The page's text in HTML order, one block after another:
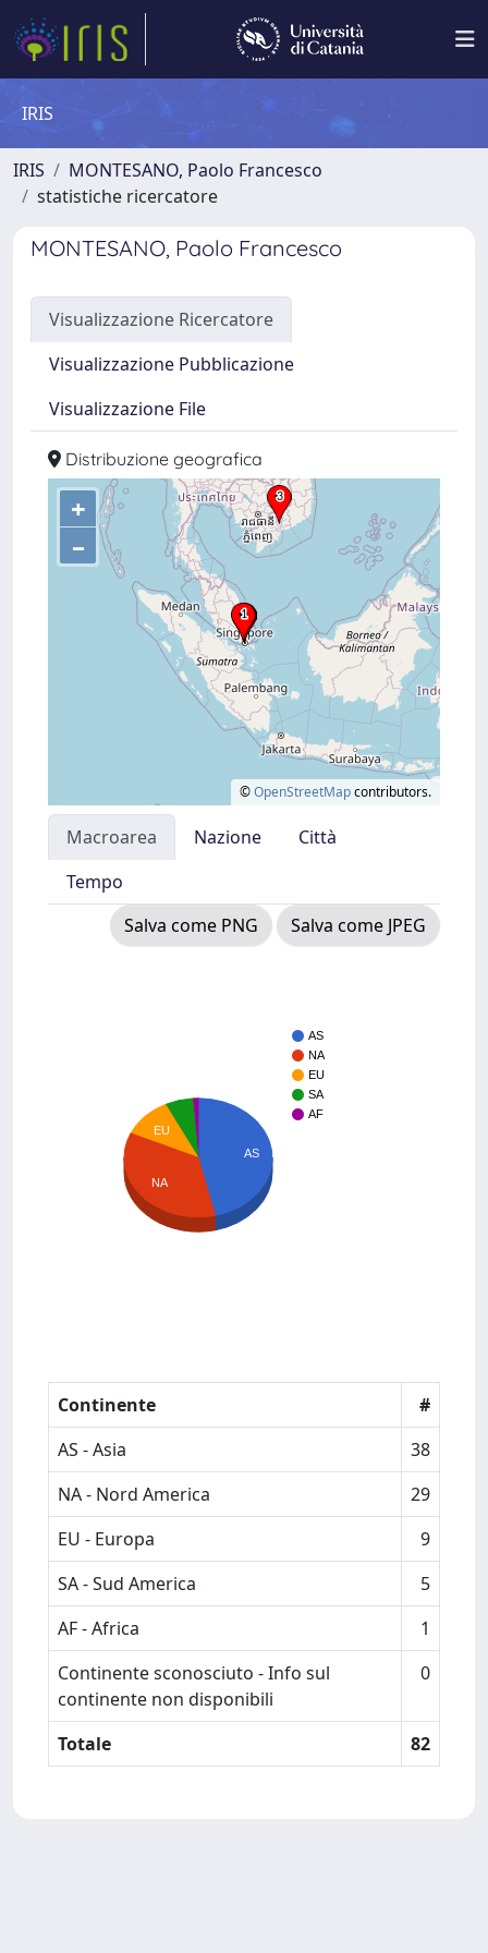
IRIS
IRIS
MONTESANO, Paolo Francesco
statistiche ricercatore
MONTESANO, Paolo Francesco
Visualizzazione Ricercatore
Visualizzazione Pubblicazione
Visualizzazione File
Distribuzione geografica
+
–
©OpenStreetMapcontributors.
Macroarea Nazione
Città
Tempo
Salva come PNG
Salva come JPEG
AS
NA
EU
SA
AF
AS
EU
NA
Continente
#
AS - Asia
38
NA - Nord America
29
EU - Europa
9
SA - Sud America
5
AF - Africa
1
Continente sconosciuto - Info sul
continente non disponibili
0
Totale 82